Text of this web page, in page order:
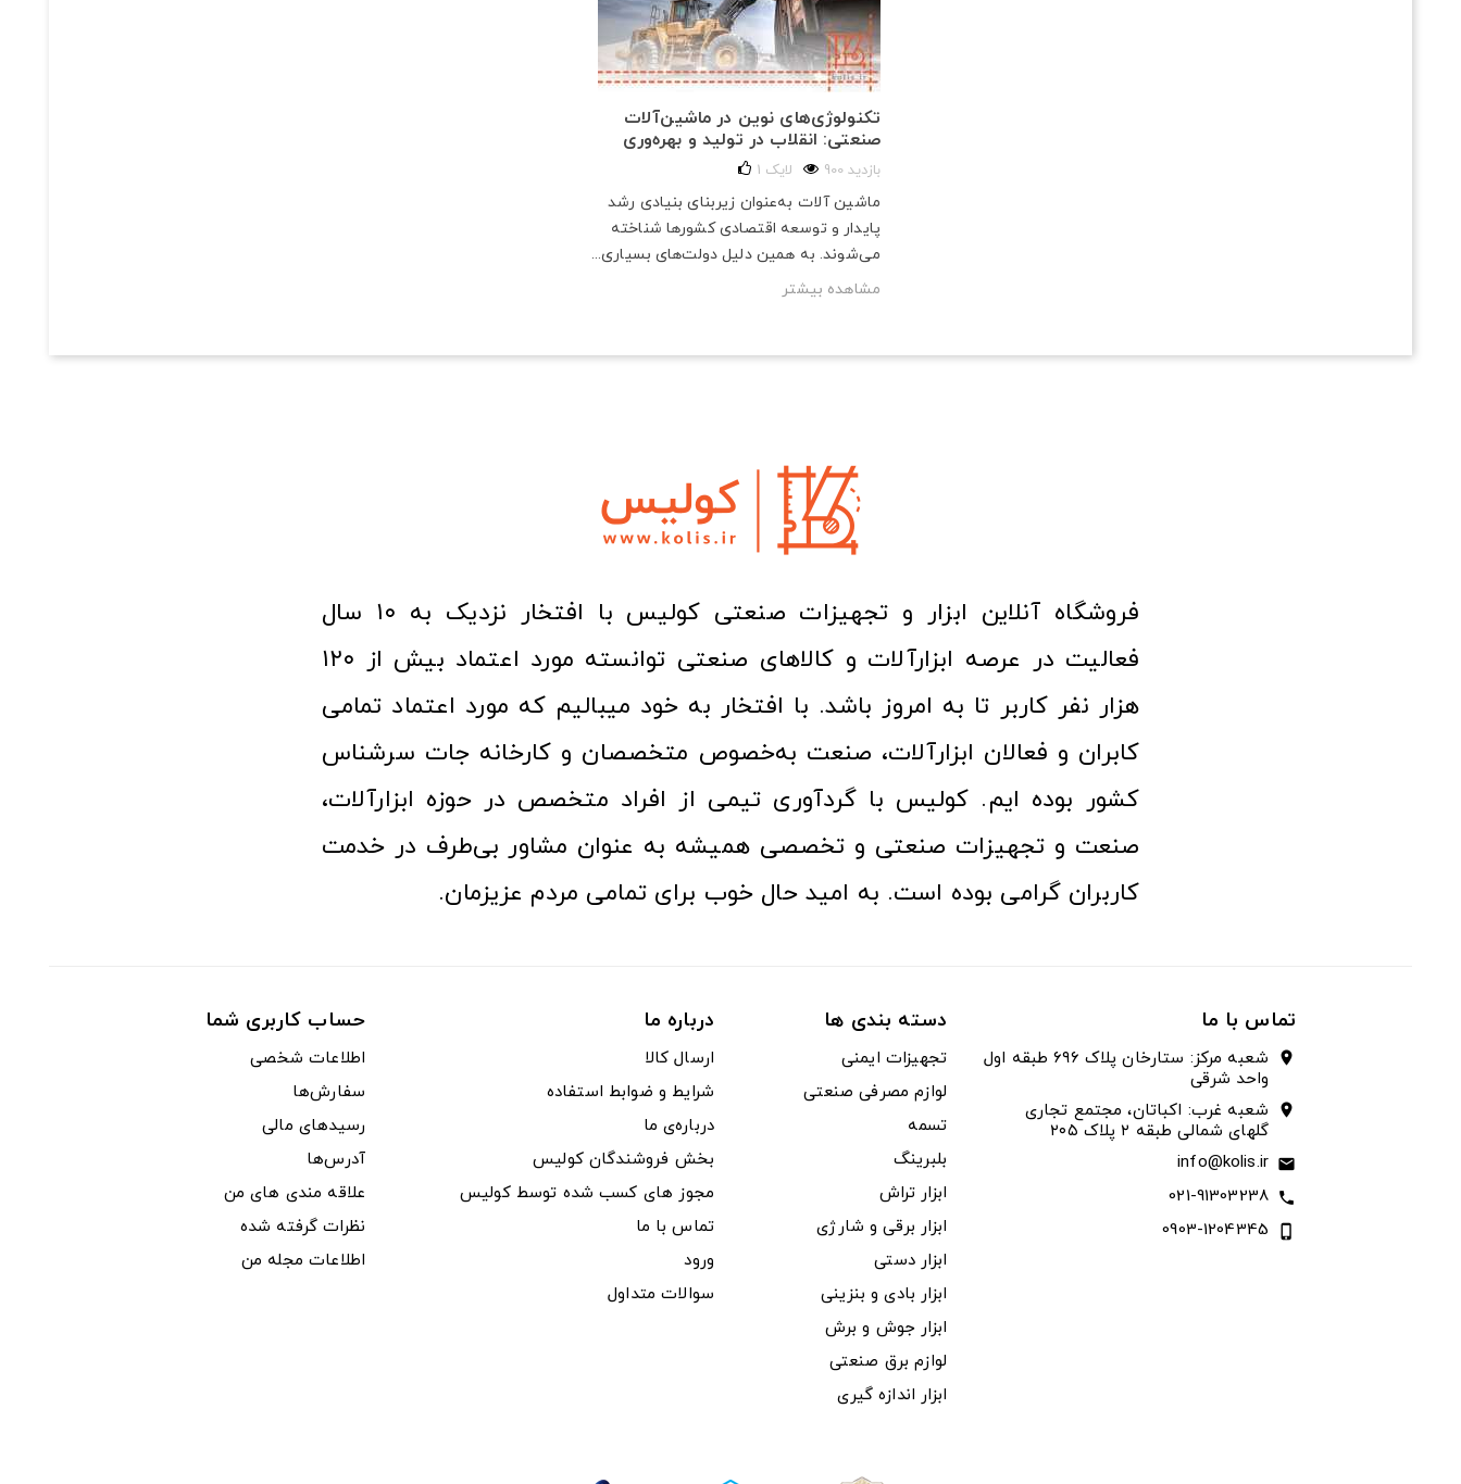
تکنولوژی‌های نوین در ماشین‌آلات
صنعتی: انقلاب در تولید و بهره‌وری
900 بازدید 1 لایک
ماشین آلات به‌عنوان زیربنای بنیادی رشد
پایدار و توسعه اقتصادی کشورها شناخته
می‌شوند. به همین دلیل دولت‌های بسیاری...
مشاهده بیشتر
فروشگاه آنلاین ابزار و تجهیزات صنعتی کولیس با افتخار نزدیک به ۱۰ سال
فعالیت در عرصه ابزارآلات و کالاهای صنعتی توانسته مورد اعتماد بیش از ۱۲۰
هزار نفر کاربر تا به امروز باشد. با افتخار به خود میبالیم که مورد اعتماد تمامی
کابران و فعالان ابزارآلات، صنعت به‌خصوص متخصصان و کارخانه جات سرشناس
کشور بوده ایم. کولیس با گردآوری تیمی از افراد متخصص در حوزه ابزارآلات،
صنعت و تجهیزات صنعتی و تخصصی همیشه به عنوان مشاور بی‌طرف در خدمت
کاربران گرامی بوده است. به امید حال خوب برای تمامی مردم عزیزمان.
تماس با ما
location_on
شعبه مرکز: ستارخان پلاک ۶۹۶ طبقه اول
واحد شرقی
location_on
شعبه غرب: اکباتان، مجتمع تجاری
گلهای شمالی طبقه ۲ پلاک ۲۰۵
email
info@kolis.ir
call
021-91303238
phone_iphone
0903-1204345
دسته بندی ها
تجهیزات ایمنی
لوازم مصرفی صنعتی
تسمه
بلبرینگ
ابزار تراش
ابزار برقی و شارژی
ابزار دستی
ابزار بادی و بنزینی
ابزار جوش و برش
لوازم برق صنعتی
ابزار اندازه گیری
درباره ما
ارسال کالا
شرایط و ضوابط استفاده
درباره‌ی ما
بخش فروشندگان کولیس
مجوز های کسب شده توسط کولیس
تماس با ما
ورود
سوالات متداول
حساب کاربری شما
اطلاعات شخصی
سفارش‌ها
رسیدهای مالی
آدرس‌ها
علاقه مندی های من
نظرات گرفته شده
اطلاعات مجله من